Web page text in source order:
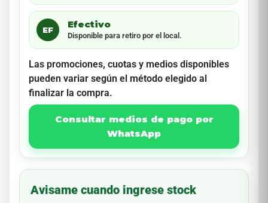
EF
Efectivo
Disponible para retiro por el local.
Las promociones, cuotas y medios disponibles
pueden variar según el método elegido al
finalizar la compra.
Consultar medios de pago por
WhatsApp
Avisame cuando ingrese stock